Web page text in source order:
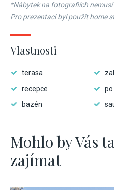
*Nábytek na fotografiích
Pro prezentaci byl použit home
Vlastnosti
terasa
recepce
bazén
Mohlo by Vás
zajímat